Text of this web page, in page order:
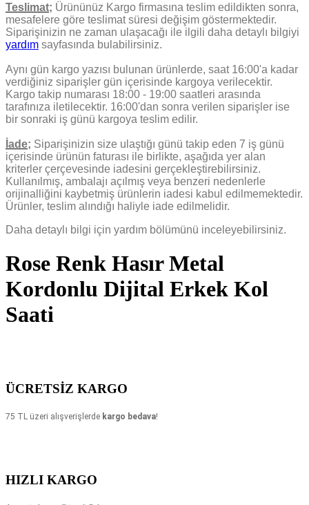
Teslimat; Ürününüz Kargo firmasına teslim edildikten sonra,
mesafelere göre teslimat süresi değişim göstermektedir.
Siparişinizin ne zaman ulaşacağı ile ilgili daha detaylı bilgiyi
yardım sayfasında bulabilirsiniz.
Aynı gün kargo yazısı bulunan ürünlerde, saat 16:00'a kadar
verdiğiniz siparişler gün içerisinde kargoya verilecektir.
Kargo takip numarası 18:00 - 19:00 saatleri arasında
tarafınıza iletilecektir. 16:00'dan sonra verilen siparişler ise
bir sonraki iş günü kargoya teslim edilir.
İade; Siparişinizin size ulaştığı günü takip eden 7 iş günü
içerisinde ürünün faturası ile birlikte, aşağıda yer alan
kriterler çerçevesinde iadesini gerçekleştirebilirsiniz.
Kullanılmış, ambalajı açıl mış veya benzeri nedenlerle
orijinalliğini kaybetmiş ürünlerin iadesi kabul edilmemektedir.
Ürünler, teslim alındığı haliyle iade edilmelidir.
Daha detaylı bilgi için yardım bölümünü inceleyebilirsiniz.
Rose Renk Hasır Metal
Kordonlu Dijital Erkek Kol
Saati
ÜCRETSİZ KARGO
75 TL üzeri alışverişlerde kargo bedava!
HIZLI KARGO